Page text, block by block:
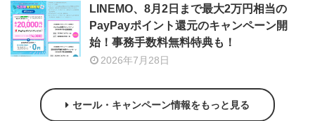
LINEMO、8月2日まで最大2万円相当の
PayPayポイント還元のキャンペーン開
始！事務手数料無料特典も！
2026年7月28日
セール・キャンペーン情報をもっと見る